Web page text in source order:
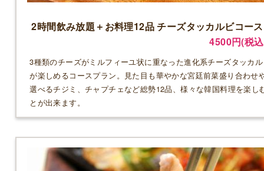
2時間飲み放題＋お料理12品 チーズタッカルビコース
4500円(税
3種類のチーズがミルフィーユ状に重なった進化系チーズタッカ
が楽しめるコースプラン。見た目も華やかな宮廷前菜盛り合わせ
選べるチジミ、チャプチェなど総勢12品、様々な韓国料理を楽し
とが出来ます。